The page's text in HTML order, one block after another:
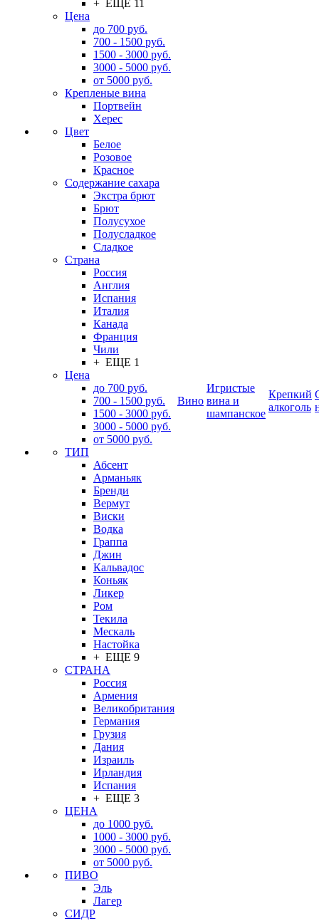
+ ЕЩЕ 11
Цена
до 700 руб.
700 - 1500 руб.
1500 - 3000 руб.
3000 - 5000 руб.
от 5000 руб.
Крепленые вина
Портвейн
Херес
Цвет
Белое
Розовое
Красное
Содержание сахара
Экстра брют
Брют
Полусухое
Полусладкое
Сладкое
Страна
Россия
Англия
Испания
Италия
Канада
Франция
Чили
+ ЕЩЕ 1
Цена
до 700 руб.
700 - 1500 руб.
1500 - 3000 руб.
3000 - 5000 руб.
от 5000 руб.
ТИП
Абсент
Арманьяк
Бренди
Вермут
Виски
Водка
Граппа
Джин
Кальвадос
Коньяк
Ликер
Ром
Текила
Мескаль
Настойка
+ ЕЩЕ 9
СТРАНА
Россия
Армения
Великобритания
Германия
Грузия
Дания
Израиль
Ирландия
Испания
+ ЕЩЕ 3
ЦЕНА
до 1000 руб.
1000 - 3000 руб.
3000 - 5000 руб.
от 5000 руб.
ПИВО
Эль
Лагер
СИДР
Вино
Игристые
вина и
шампанское
Крепкий
алкоголь